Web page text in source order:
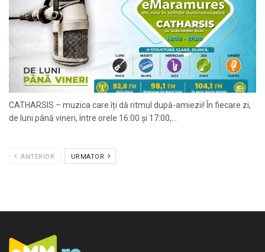
CATHARSIS – muzica care îți dă ritmul după-amiezii! În fiecare zi,
de luni până vineri, între orele 16:00 și 17:00,...
ANTERIOR URMATOR